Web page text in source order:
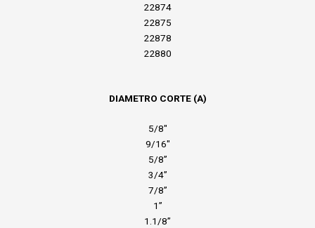
22874
22875
22878
22880
DIAMETRO CORTE (A)
5/8″
9/16″
5/8”
3/4”
7/8”
1”
1.1/8”